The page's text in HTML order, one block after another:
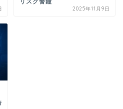
リスク警鐘
2025年11月9日